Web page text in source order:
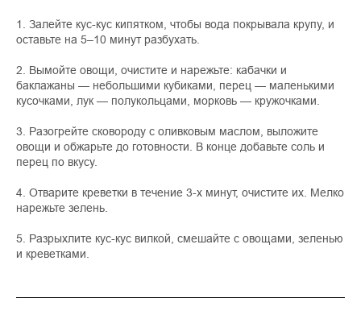
1. Залейте кус-кус кипятком, чтобы вода покрывала крупу, и
оставьте на 5–10 минут разбухать.
2. Вымойте овощи, очистите и нарежьте: кабачки и
баклажаны — небольшими кубиками, перец — маленькими
кусочками, лук — полукольцами, морковь — кружочками.
3. Разогрейте сковороду с оливковым маслом, выложите
овощи и обжарьте до готовности. В конце добавьте соль и
перец по вкусу.
4. Отварите креветки в течение 3-х минут, очистите их. Мелко
нарежьте зелень.
5. Разрыхлите кус-кус вилкой, смешайте с овощами, зеленью
и креветками.